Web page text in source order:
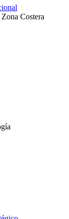
Costera